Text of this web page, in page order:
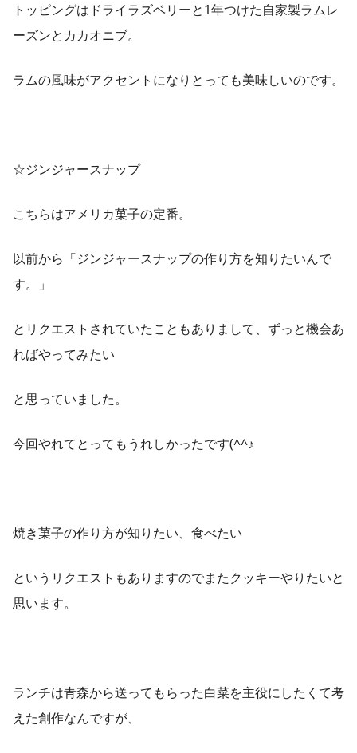
トッピングはドライラズベリーと1年つけた自家製ラムレ
ーズンとカカオニブ。
ラムの風味がアクセントになりとっても美味しいのです。
☆ジンジャースナップ
こちらはアメリカ菓子の定番。
以前から「ジンジャースナップの作り方を知りたいんで
す。」
とリクエストされていたこともありまして、ずっと機会あ
ればやってみたい
と思っていました。
今回やれてとってもうれしかったです(^^♪
焼き菓子の作り方が知りたい、食べたい
というリクエストもありますのでまたクッキーやりたいと
思います。
ランチは青森から送ってもらった白菜を主役にしたくて考
えた創作なんですが、